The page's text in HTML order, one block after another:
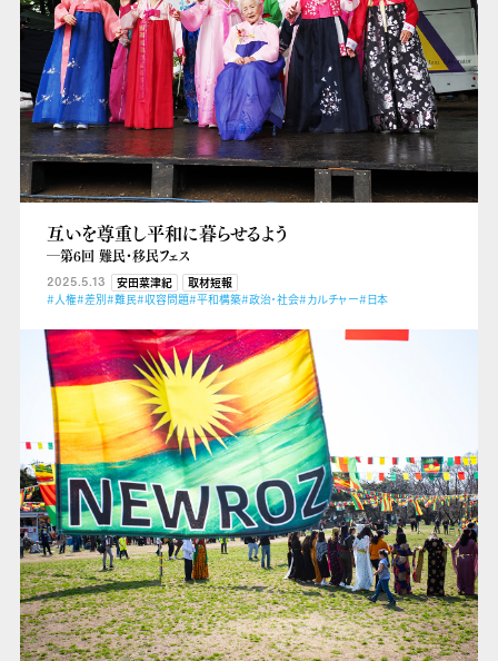
互いを尊重し平和に暮らせるよう
―第6回 難民・移民フェス
2025.5.13 安田菜津紀
取材短報
#人権#差別#難民#収容問題#平和構築#政治・社会#カルチャー#日本